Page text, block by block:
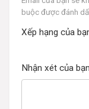
buộc được đánh
Xếp hạng của
Nhận xét của bạn